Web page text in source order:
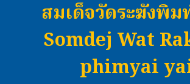
สมเด็จวัดระฆังพิ
Somdej Wat
phimyai